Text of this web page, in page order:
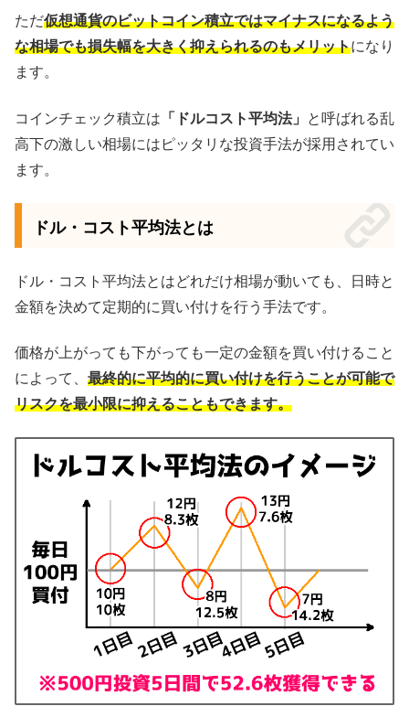
ただ仮想通貨のビットコイン積立ではマイナスになるよう
な相場でも損失幅を大きく抑えられるのもメリットになり
ます。
コインチェック積立は 「ドルコスト平均法」
と呼ばれる乱
高下の激しい相場にはピッタリな投資手法が採用されてい
ます。
ドル・コスト平均法とは
ドル・コスト平均法とはどれだけ相場が動いても、日時と
金額を決めて定期的に買い付けを行う手法です。
価格が上がっても下がっても一定の金額を買い付けること
によって、 最終的に平均的に買い付けを行うことが可能で
リスクを最小限に抑えることもできます。